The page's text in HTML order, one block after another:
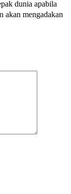
dunia apabila
akan mengadakan